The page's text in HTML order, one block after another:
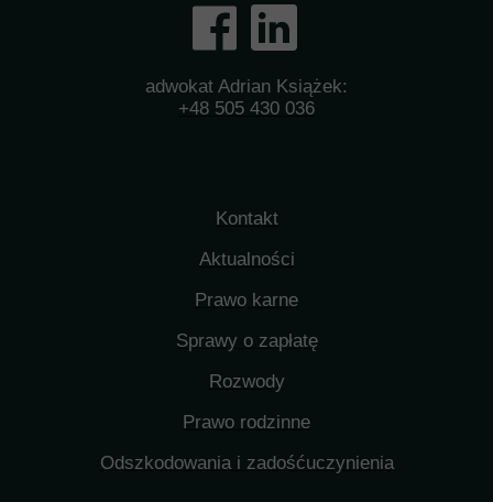
Kontakt
Aktualności
Prawo karne
Odszkodowania i zadośćuczynienia
Prawo rodzinne
Rozwody
Sprawy o zapłatę
adwokat Adrian Książek:
+48 505 430 036